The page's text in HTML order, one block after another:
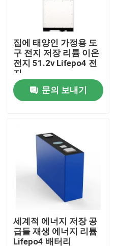
회사 소개
공장 투어
품질 관리
모든 케이스
가정용 도구 전지 저장
주거용 배터리 저장 시스템
집에 태양인 가정용 도
구 전지 저장 리튬 이온
전지 51.2v Lifepo4 전
지
문의 보내기
세계적 에너지 저장 공
급들 재생 에너지 리튬
Lifepo4 배터리